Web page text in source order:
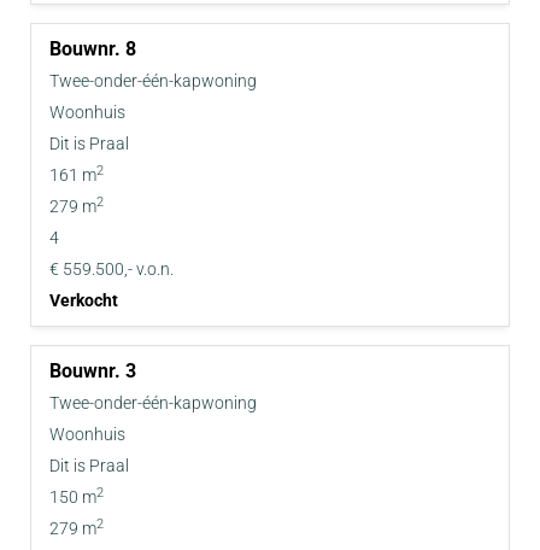
8
Twee-onder-één-kapwoning
Woonhuis
Dit is Praal
161 m2
279 m2
4
€ 559.500,- v.o.n.
Verkocht
3
Twee-onder-één-kapwoning
Woonhuis
Dit is Praal
150 m2
279 m2